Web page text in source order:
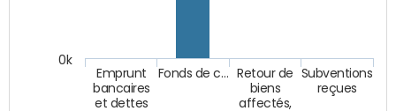
Emprunt
bancaires
et dettes
Fonds de c…
Retour de
biens
affectés,
Subventions
reçues
0k